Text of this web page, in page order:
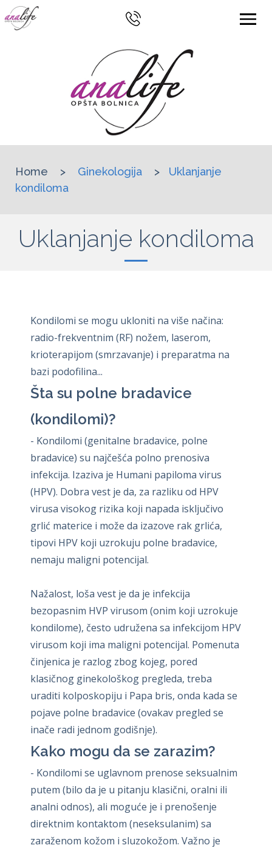
Home > Ginekologija >
Uklanjanje
kondiloma
Uklanjanje kondiloma
Kondilomi se mogu ukloniti na više načina:
radio-frekventnim (RF) nožem, laserom,
krioterapijom (smrzavanje) i preparatma na
bazi podofilina...
Šta su polne bradavice
(kondilomi)?
- Kondilomi (genitalne bradavice, polne
bradavice) su najčešća polno prenosiva
infekcija. Izaziva je Humani papiloma virus
(HPV). Dobra vest je da, za razliku od HPV
virusa visokog rizika koji napada isključivo
grlić materice i može da izazove rak grlića,
tipovi HPV koji uzrokuju polne bradavice,
nemaju maligni potencijal.
Nažalost, loša vest je da je infekcija
bezopasnim HVP virusom (onim koji uzrokuje
kondilome), često udružena sa infekcijom HPV
virusom koji ima maligni potencijal. Pomenuta
činjenica je razlog zbog kojeg, pored
klasičnog ginekološkog pregleda, treba
uraditi kolposkopiju i Papa bris, onda kada se
pojave polne bradavice (ovakav pregled se
inače radi jednom godišnje).
Kako mogu da se zarazim?
- Kondilomi se uglavnom prenose seksualnim
putem (bilo da je u pitanju klasični, oralni ili
analni odnos), ali moguće je i prenošenje
direktnim kontaktom (neseksulanim) sa
zaraženom kožom i sluzokožom. Važno je